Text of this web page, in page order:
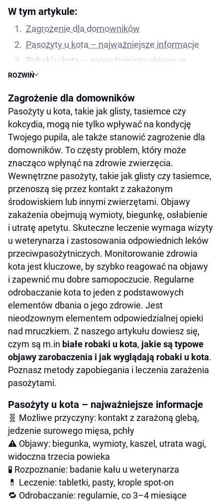
W tym artykule:
ROZWIŃ
Zagrożenie dla domowników
Pasożyty u kota – najważniejsze informacje
Robaki u kota — najważniejsze objawy w
skrócie
Skąd biorą się pasożyty u kota i jak ich unikać?
Dlaczego odrobaczanie kota jest takie ważne?
Glisty (nicienie) – białe robaki u kota
Tasiemce
Tęgoryjce
Włosogłówki
Robaki żołądkowe
Kokcydia
Jakie są objawy zarażenia pasożytami u kota?
Robaki u kociąt
Jak odrobaczać kocięta?
Czy można zarazić się robakami od kota?
Czy robaki u kota są groźne dla człowieka?
Jak chronić domowników przed pasożytami
Czy koty mogą zarazić się robakami od psów?
Jak odrobaczyć kota?
Wybierz odpowiedni lek
Podanie leku
Dawka i powtarzanie kuracji
Zadbaj o higienę
Monitoruj stan zdrowia kota
Jak zapobiegać ponownemu zarobaczeniu
kota?
Jak sprawdzić, czy kot ma pasożyty? Badanie
kału i inne metody
Zagrożenie dla domowników
Pasożyty u kota, takie jak glisty, tasiemce czy
kokcydia, mogą nie tylko wpływać na kondycję
Twojego pupila, ale także stanowić zagrożenie dla
domowników. To częsty problem, który może
znacząco wpłynąć na zdrowie zwierzęcia.
Wewnętrzne pasożyty, takie jak glisty czy tasiemce,
przenoszą się przez kontakt z zakażonym
środowiskiem lub innymi zwierzętami. Objawy
zakażenia obejmują wymioty, biegunkę, osłabienie
i utratę apetytu. Skuteczne leczenie wymaga wizyty
u weterynarza i zastosowania odpowiednich leków
przeciwpasożytniczych. Monitorowanie zdrowia
kota jest kluczowe, by szybko reagować na objawy
i zapewnić mu dobre samopoczucie. Regularne
odrobaczanie kota to jeden z podstawowych
elementów dbania o jego zdrowie. Jest
nieodzownym elementem odpowiedzialnej opieki
nad mruczkiem. Z naszego artykułu dowiesz się,
czym są m.in białe robaki u kota, jakie są typowe
objawy zarobaczenia i jak wyglądają robaki u kota.
Poznasz metody zapobiegania i leczenia zarażenia
pasożytami.
Pasożyty u kota – najważniejsze informacje
🧬 Możliwe przyczyny: kontakt z zarażoną glebą,
jedzenie surowego mięsa, pchły
⚠️ Objawy: biegunka, wymioty, kaszel, utrata wagi,
widoczna trzecia powieka
🧪 Rozpoznanie: badanie kału u weterynarza
💊 Leczenie: tabletki, pasty, krople spot-on
🔁 Odrobaczanie: regularnie, co 3–4 miesiące